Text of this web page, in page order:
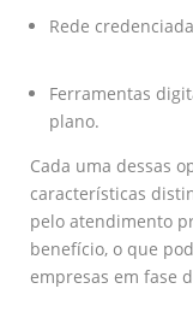
Rede
Ferramentas
plano.
Cada uma dessas
características
pelo atendimento
benefício, o que
empresas em fase